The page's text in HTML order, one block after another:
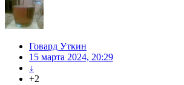
Говард Уткин
15 марта 2024, 20:29
↓
+2